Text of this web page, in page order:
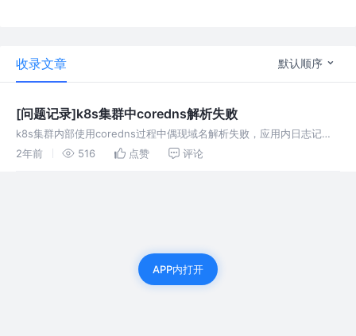
收录文章 默认顺序
[问题记录]k8s集群中coredns解析失败
k8s集群内部使用coredns过程中偶现域名解析失败，应用内日志记录
显示*UnknownHost； 根本原因是k8s集群内部的DNS解析优先级问
2年前 516 点赞 评论
APP内打开